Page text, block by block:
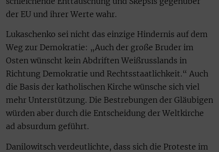
der EU und ihrer Werte wahr.
Lukaschenko sei nicht das einzige Hindernis auf dem
Weg zur Demokratie: „Auch der große Bruder im
Osten wünscht kein Abdriften Weißrusslands in
Richtung Demokratie und Rechtsstaatlichkeit.“ Auch
die Basis der katholischen Kirche wünsche sich viel
mehr Unterstützung. Die Bestrebungen der Gläubigen
würden aber durch die Entscheidung der Weltkirche
ad absurdum geführt.
Danilowitsch verdeutlichte, dass sich die Proteste im